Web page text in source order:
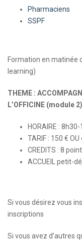
Pharmaciens
SSPF
Formation en matinée
learning)
THEME :
L’OFFICINE
HORAIRE :
TARIF : 150 €
CREDITS : 8
ACCUEIL petit-
Si vous désirez vous
inscriptions
Si vous avez d’autres